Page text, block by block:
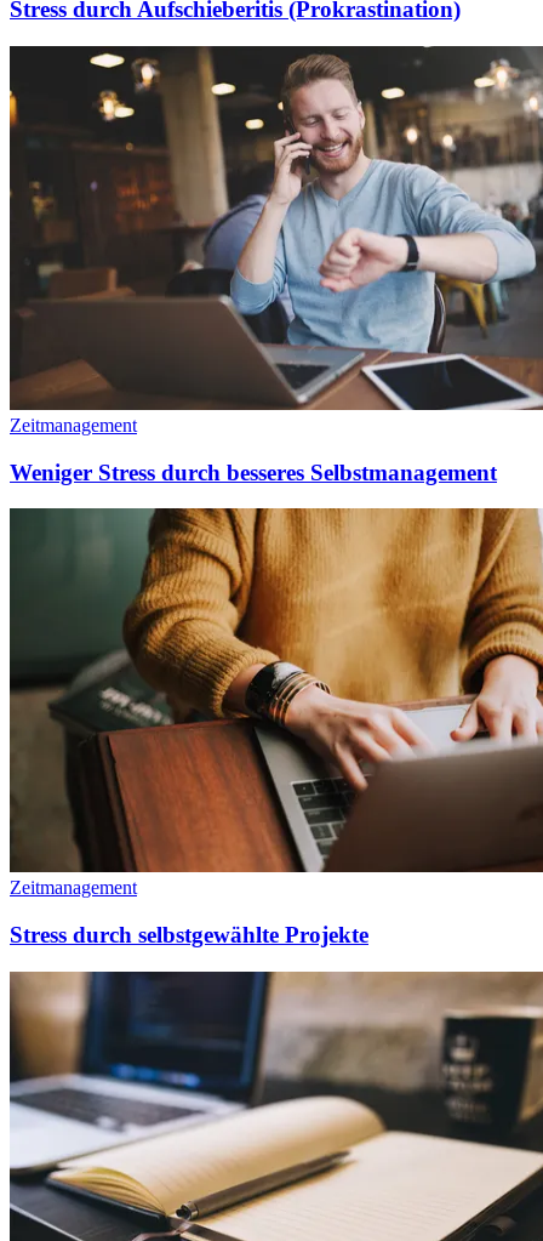
Stress durch Aufschieberitis (Prokrastination)
Zeitmanagement
Weniger Stress durch besseres Selbstmanagement
Zeitmanagement
Stress durch selbstgewählte Projekte